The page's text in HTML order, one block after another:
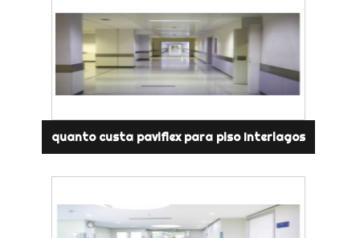
quanto custa paviflex para piso Interlagos